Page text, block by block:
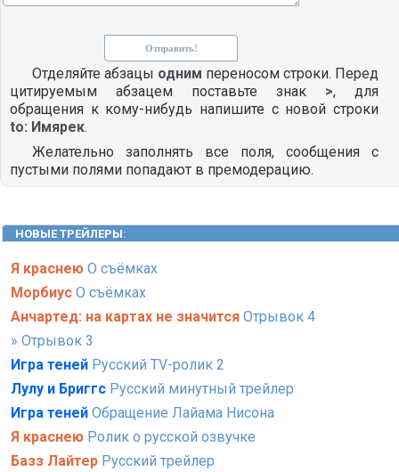
Отделяйте абзацы одним переносом строки. Перед
цитируемым абзацем поставьте знак >, для
обращения к кому-нибудь напишите с новой строки
to: Имярек.
Желательно заполнять все поля, сообщения с
пустыми полями попадают в премодерацию.
НОВЫЕ ТРЕЙЛЕРЫ:
Я краснею О съёмках
Морбиус О съёмках
Анчартед: на картах не значится Отрывок 4
» Отрывок 3
Игра теней Русский TV-ролик 2
Лулу и Бриггс Русский минутный трейлер
Игра теней Обращение Лайама Нисона
Я краснею Ролик о русской озвучке
Базз Лайтер Русский трейлер